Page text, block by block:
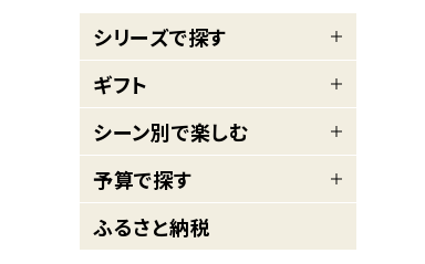
シリーズで探す
ギフト
シーン別で楽しむ
予算で探す
ふるさと納税